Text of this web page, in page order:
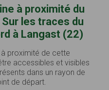
à proximité du
les traces du
à Langast (22)
à proximité de cette
accessibles et visibles
dans un rayon de
de départ.